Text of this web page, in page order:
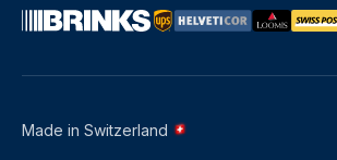
Made in Switzerland